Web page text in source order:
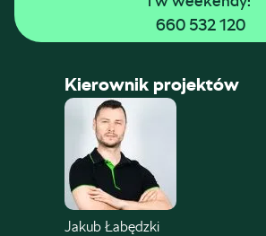
660 532 120
Kierownik projektów
Jakub Łabędzki